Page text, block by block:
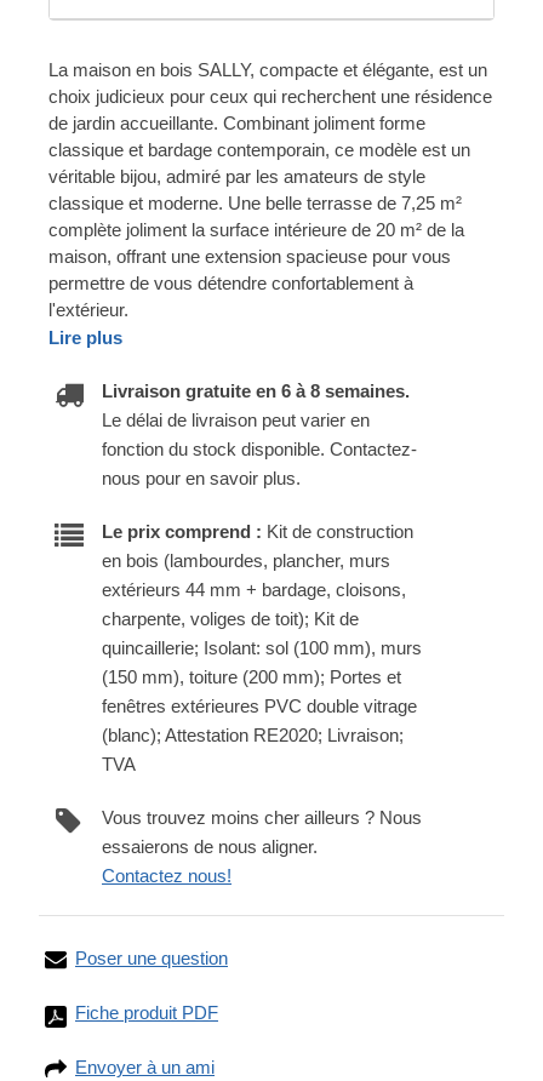
La maison en bois SALLY, compacte et élégante, est un
choix judicieux pour ceux qui recherchent une résidence
de jardin accueillante. Combinant joliment forme
classique et bardage contemporain, ce modèle est un
véritable bijou, admiré par les amateurs de style
classique et moderne. Une belle terrasse de 7,25 m²
complète joliment la surface intérieure de 20 m² de la
maison, offrant une extension spacieuse pour vous
permettre de vous détendre confortablement à
l'extérieur.
Lire plus
Livraison gratuite en 6 à 8 semaines.
Le délai de livraison peut varier en
fonction du stock disponible. Contactez-
nous pour en savoir plus.
Le prix comprend : Kit de construction
en bois (lambourdes, plancher, murs
extérieurs 44 mm + bardage, cloisons,
charpente, voliges de toit); Kit de
quincaillerie; Isolant: sol (100 mm), murs
(150 mm), toiture (200 mm); Portes et
fenêtres extérieures PVC double vitrage
(blanc); Attestation RE2020; Livraison;
TVA
Vous trouvez moins cher ailleurs ? Nous
essaierons de nous aligner.
Contactez nous!
Poser une question
Fiche produit PDF
Envoyer à un ami